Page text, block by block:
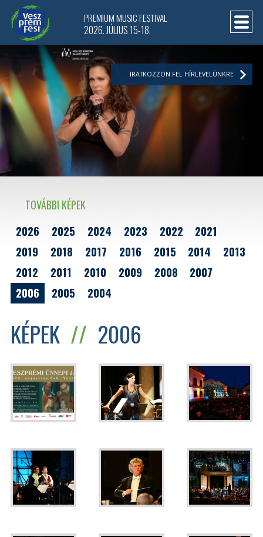
KÉPEK // 2006
TOVÁBBI KÉPEK
2026 2025 2024 2023 2022
2021
2019
2018 2017 2016 2015 2014
2013
2012
2011 2010 2009 2008
2007
2006
2005 2004
PREMIUM MUSIC FESTIVAL
2026. JÚLIUS 15-18.
IRATKOZZON FEL HÍRLEVELÜNKRE